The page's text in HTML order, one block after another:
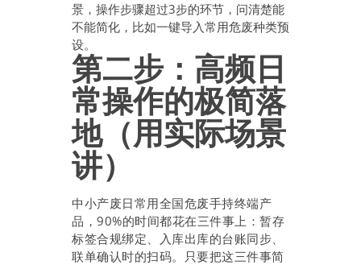
景，操作步骤超过3步的环节，问清楚能
不能简化，比如一键导入常用危废种类预
设。
第二步：高频日
常操作的极简落
地（用实际场景
讲）
中小产废日常用全国危废手持终端产
品，90%的时间都花在三件事上：暂存
标签合规绑定、入库出库的台账同步、
联单确认时的扫码。只要把这三件事简